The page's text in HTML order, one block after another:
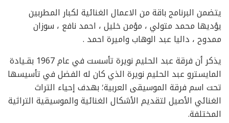
يتضمن البرنامج باقة من الاعمال الغنائية لكبار المطربين
يؤديها محمد متولي ، مؤمن خليل ، احمد نافع ، سوزان
ممدوح ، داليا عبد الوهاب واميرة احمد .
يذكر أن فرقة عبد الحليم نويرة تأسست في عام 1967 بقـيادة
المايسترو عبد الحليم نويرة الذي كان له الفضل في تأسيسها
تحت اسم فرقة الموسيقى العربية؛ بهدف إحياء التراث
الغنائي الأصيل لتقديم الأشكال الغنائية والموسيقية التراثية
المختلفة.